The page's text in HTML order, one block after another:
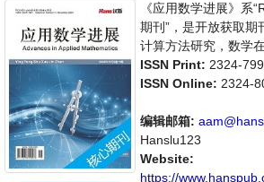
《应用数学进展》系
期刊”，是开放获取期
计算方法研究，数学
应用的学术论文和成
新、学术创新，倡导
家、学者、科研人员
论应用数学领域内不
平台。
ISSN Print: 2324-
ISSN Online: 2324-
编辑邮箱:
Hanslu123
Website:
https://